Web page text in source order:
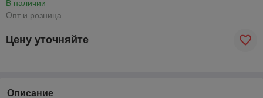
В наличии
Опт и розница
Цену уточняйте
Описание